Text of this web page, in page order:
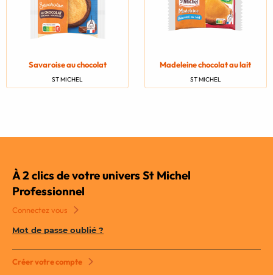
Savaroise au chocolat
ST MICHEL
Madeleine chocolat au lait
ST MICHEL
À 2 clics de votre univers St Michel
Professionnel
Connectez vous
Mot de passe oublié ?
Créer votre compte